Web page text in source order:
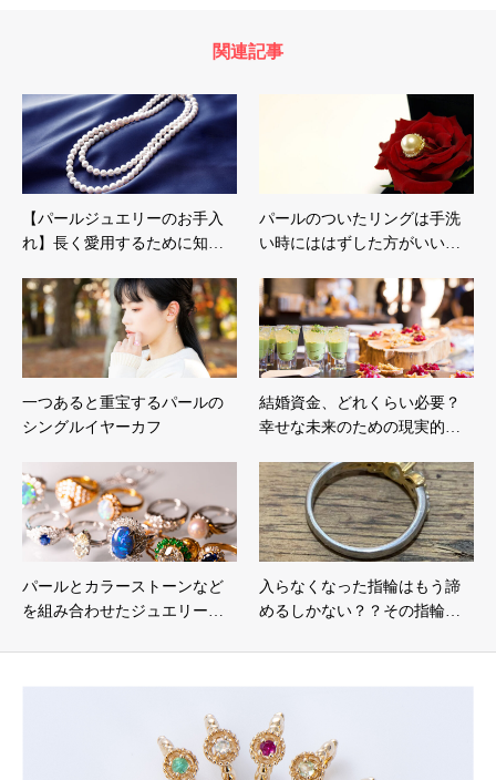
関連記事
【パールジュエリーのお手入
れ】長く愛用するために知…
パールのついたリングは手洗
い時にははずした方がいい…
一つあると重宝するパールの
シングルイヤーカフ
結婚資金、どれくらい必要？
幸せな未来のための現実的…
パールとカラーストーンなど
を組み合わせたジュエリー…
入らなくなった指輪はもう諦
めるしかない？？その指輪…